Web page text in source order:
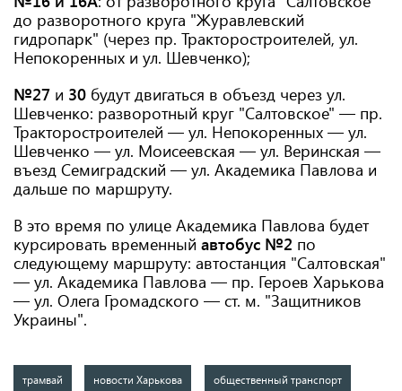
до разворотного круга "Журавлевский
гидропарк" (через пр. Тракторостроителей, ул.
Непокоренных и ул. Шевченко);
№27 и 30 будут двигаться в объезд через ул.
Шевченко: разворотный круг "Салтовское" — пр.
Тракторостроителей — ул. Непокоренных — ул.
Шевченко — ул. Моисеевская — ул. Веринская —
въезд Семиградский — ул. Академика Павлова и
дальше по маршруту.
В это время по улице Академика Павлова будет
курсировать временный автобус №2 по
следующему маршруту: автостанция "Салтовская"
— ул. Академика Павлова — пр. Героев Харькова
— ул. Олега Громадского — ст. м. "Защитников
Украины".
трамвай новости Харькова общественный транспорт